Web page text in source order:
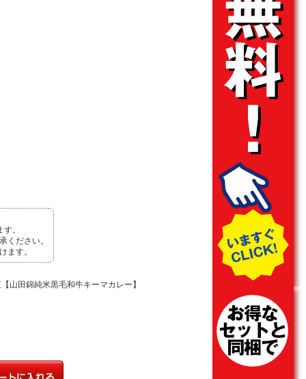
。
ください。
ます。
山田錦純米黒毛和牛キーマカレー】